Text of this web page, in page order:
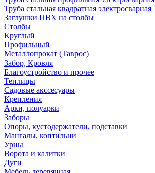
Труба стальная квадратная электросварная
Заглушки ПВХ на столбы
Столбы
Круглый
Профильный
Металлопрокат (Таврос)
Забор, Кровля
Благоустройство и прочее
Теплицы
Садовые акссесуары
Крепления
Арки, полуарки
Заборы
Опоры, кустодержатели, подставки
Мангалы, коптильни
Урны
Ворота и калитки
Дуги